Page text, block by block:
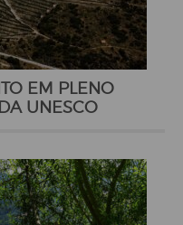
EM PLENO
UNESCO